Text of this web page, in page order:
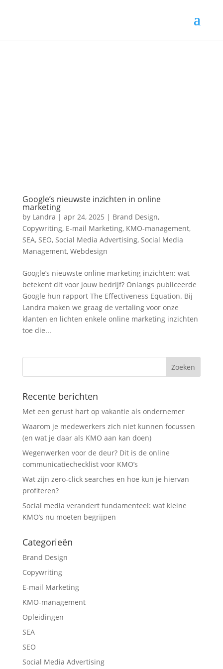
Google’s nieuwste inzichten in online
marketing
by Landra | apr 24, 2025 | Brand Design,
Copywriting, E-mail Marketing, KMO-management,
SEA, SEO, Social Media Advertising, Social Media
Management, Webdesign
Google’s nieuwste online marketing inzichten: wat
betekent dit voor jouw bedrijf? Onlangs publiceerde
Google hun rapport The Effectiveness Equation. Bij
Landra maken we graag de vertaling voor onze
klanten en lichten enkele online marketing inzichten
toe die...
Recente berichten
Met een gerust hart op vakantie als ondernemer
Waarom je medewerkers zich niet kunnen focussen
(en wat je daar als KMO aan kan doen)
Wegenwerken voor de deur? Dit is de online
communicatiechecklist voor KMO’s
Wat zijn zero-click searches en hoe kun je hiervan
profiteren?
Social media verandert fundamenteel: wat kleine
KMO’s nu moeten begrijpen
Categorieën
Brand Design
Copywriting
E-mail Marketing
KMO-management
Opleidingen
SEA
SEO
Social Media Advertising